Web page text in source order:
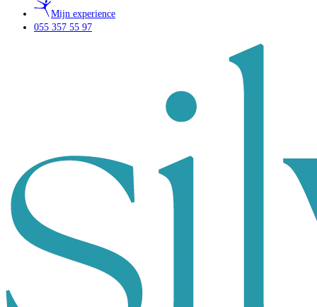
Mijn experience
055 357 55 97